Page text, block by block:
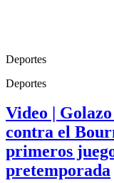
Deportes
Deportes
Video |
contra el
primeros
pretemporada